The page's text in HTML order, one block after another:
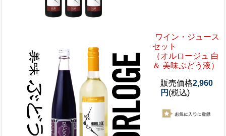
ワイン・ジュース
セット
（オルロージュ 白
＆ 美味ぶどう液）
販売価格2,960
円 (税込)